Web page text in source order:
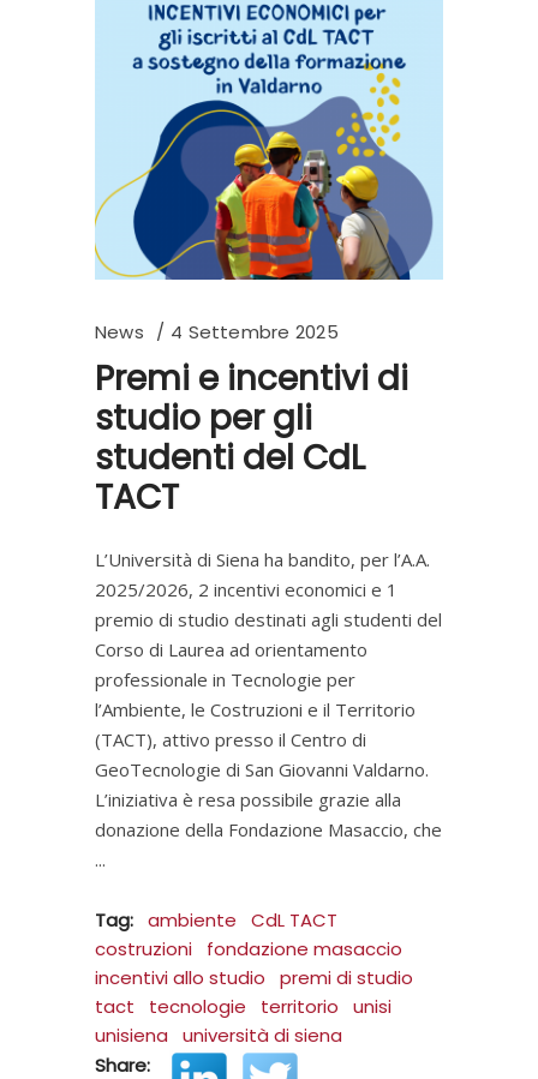
News 4 Settembre 2025
Premi e incentivi di
studio per gli
studenti del CdL
TACT
L’Università di Siena ha bandito, per l’A.A.
2025/2026, 2 incentivi economici e 1
premio di studio destinati agli studenti del
Corso di Laurea ad orientamento
professionale in Tecnologie per
l’Ambiente, le Costruzioni e il Territorio
(TACT), attivo presso il Centro di
GeoTecnologie di San Giovanni Valdarno.
L’iniziativa è resa possibile grazie alla
donazione della Fondazione Masaccio, che
Tag: ambiente
CdL TACT
costruzioni
fondazione masaccio
incentivi allo studio
premi di studio
tact
tecnologie territorio
unisi
unisiena
università di siena
Share: